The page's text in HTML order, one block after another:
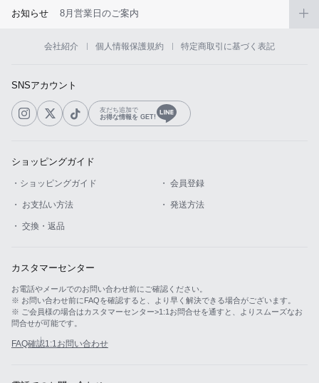
お知らせ 8月営業日のご案内
会社紹介 個人情報保護規約 特定商取引に基づく表記
SNSアカウント
友だち追加で
お得な情報を GET!
ショッピングガイド
・ショッピングガイド ・ 会員登録
・ お支払い方法 ・ 発送方法
・ 交換・返品
カスタマーセンター
お電話やメールでのお問い合わせ前にご確認ください。
※ お問い合わせ前にFAQを確認すると、より早く解決できる場合がございます。
※ ご会員様の場合はカスタマーセンター>1:1お問合せを通すと、よりスムーズなお
問合せが可能です。
FAQ確認1:1お問い合わせ